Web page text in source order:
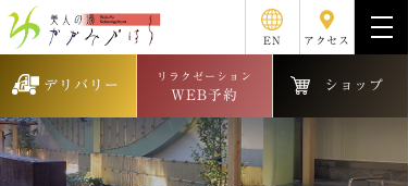
EN アクセス
デリバリー
リラクゼーション
WEB予約
ショップ